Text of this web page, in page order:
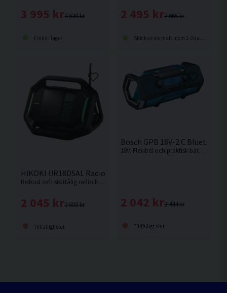
4 620 kr
3 995 kr
Finns i lager
2 655 kr
2 495 kr
Skickas normalt inom 1-3 dagar
HiKOKI UR18DSAL Radio 14,4V - 18V
Robust och stöttålig radio från Hikoki. Levereras utan batteri & laddare.
2 600 kr
2 045 kr
Tillfälligt slut
Bosch GPB 18V-2 C Bluetooth
18V. Flexibel och praktisk bärbar bluetooth radio som rockar på alla arbetsplatser från Bosch. Levereras utan batteri och laddare.
2 444 kr
2 042 kr
Tillfälligt slut